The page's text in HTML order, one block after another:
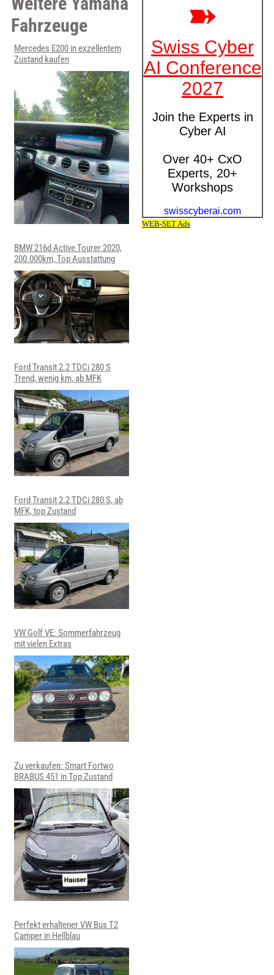
Fahrzeuge
Mercedes E200 in exzellentem
Zustand kaufen
BMW 216d Active Tourer 2020,
200.000km, Top Ausstattung
Ford Transit 2.2 TDCi 280 S
Trend, wenig km, ab MFK
Ford Transit 2.2 TDCi 280 S, ab
MFK, top Zustand
VW Golf VE: Sommerfahrzeug
mit vielen Extras
Zu verkaufen: Smart Fortwo
BRABUS 451 in Top Zustand
Perfekt erhaltener VW Bus T2
Camper in Hellblau